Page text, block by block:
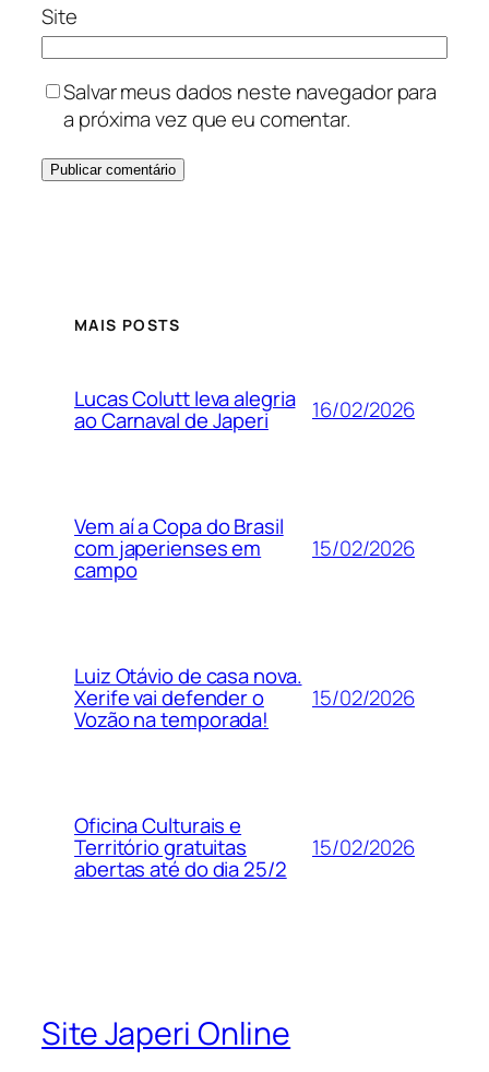
Site
Salvar meus dados neste navegador para
a próxima vez que eu comentar.
MAIS POSTS
Lucas Colutt leva alegria
ao Carnaval de Japeri 16/02/2026
Vem aí a Copa do Brasil
com japerienses em
campo
15/02/2026
Luiz Otávio de casa nova.
Xerife vai defender o
Vozão na temporada!
15/02/2026
Oficina Culturais e
Território gratuitas
abertas até do dia 25/2
15/02/2026
Site Japeri Online